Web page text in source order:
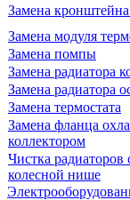
Замена
Замена модуля
Замена помпы
Замена радиатора
Замена радиатора
Замена термостата
Замена фланца
коллектором
Чистка
колесной нише